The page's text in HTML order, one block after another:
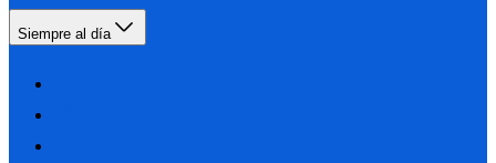
Siempre al día